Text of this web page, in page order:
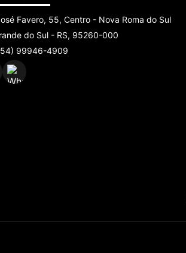
Favero, 55, Centro - Nova Roma do Sul
do Sul - RS, 95260-000
99946-4909